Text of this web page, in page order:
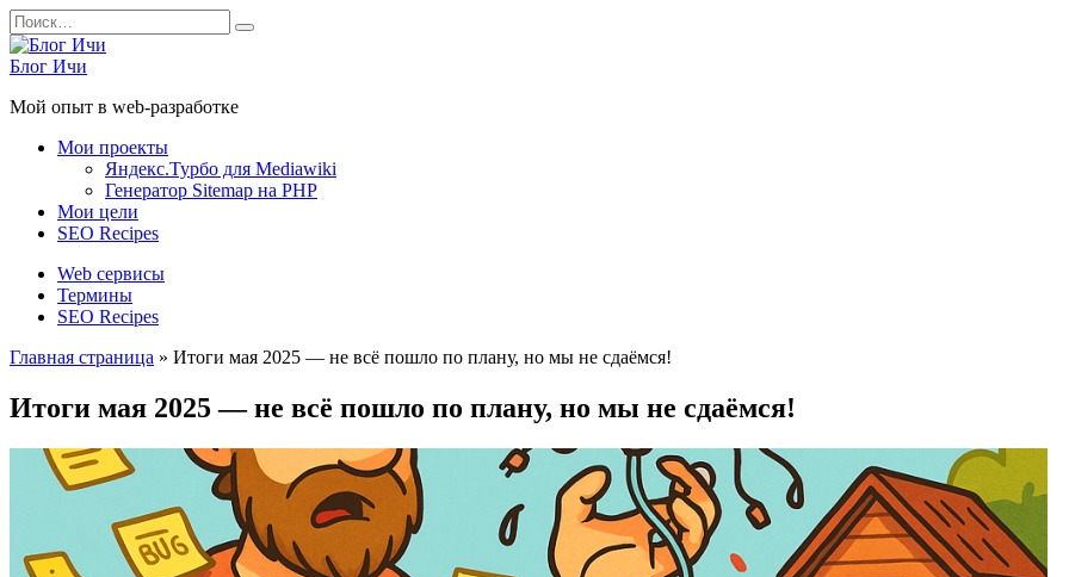
Перейти
к
содержанию
Search
for:
Блог Ичи
Мой опыт в web-разработке
Мои проекты
Яндекс.Турбо для Mediawiki
Генератор Sitemap на PHP
Мои цели
SEO Recipes
Web сервисы
Термины
SEO Recipes
Главная страница » Итоги мая 2025 — не всё пошло по плану, но мы не сдаёмся!
Итоги мая 2025 — не всё пошло по плану, но мы не сдаёмся!